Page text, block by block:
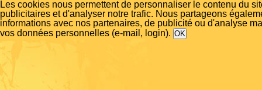
Les cookies nous permettent de personnaliser le contenu du
publicitaires et d'analyser notre trafic. Nous partageons
informations avec nos partenaires, de publicité ou d'analyse
vos données personnelles (e-mail, login).